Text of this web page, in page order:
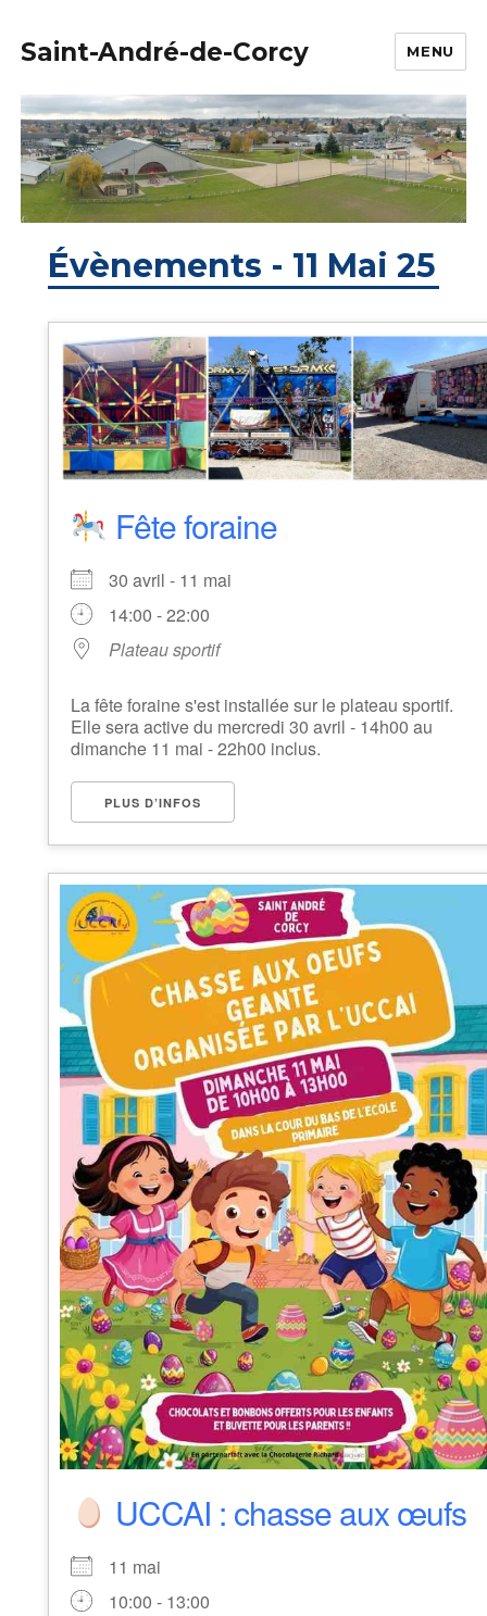
Saint-André-de-Corcy MENU
Évènements - 11 Mai 25
Fête foraine
30 avril - 11 mai
14:00 - 22:00
Plateau sportif
La fête foraine s'est installée sur le plateau sportif.
Elle sera active du mercredi 30 avril - 14h00 au
dimanche 11 mai - 22h00 inclus.
PLUS D’INFOS
UCCAI : chasse aux œufs
11 mai
10:00 - 13:00